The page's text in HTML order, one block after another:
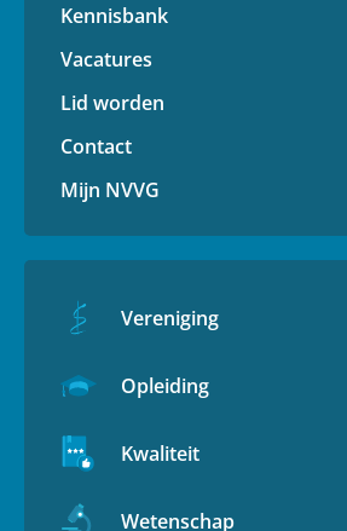
Kennisbank
Vacatures
Lid worden
Contact
Mijn NVVG
Vereniging
Opleiding
Kwaliteit
Wetenschap